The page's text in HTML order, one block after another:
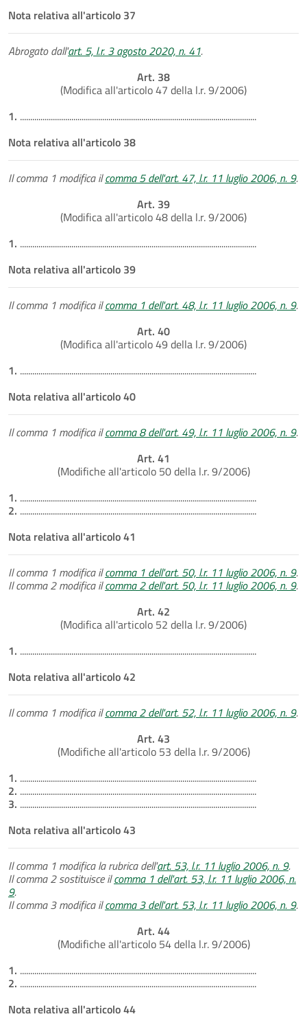
Nota relativa all'articolo 37
Abrogato dall'art. 5, l.r. 3 agosto 2020, n. 41.
Art. 38
(Modifica all'articolo 47 della l.r. 9/2006)
1. ...................................................................................................................
Nota relativa all'articolo 38
Il comma 1 modifica ilcomma 5 dell'art. 47, l.r. 11 luglio 2006, n. 9.
Art. 39
(Modifica all'articolo 48 della l.r. 9/2006)
1. ...................................................................................................................
Nota relativa all'articolo 39
Il comma 1 modifica ilcomma 1 dell'art. 48, l.r. 11 luglio 2006, n. 9.
Art. 40
(Modifica all'articolo 49 della l.r. 9/2006)
1. ...................................................................................................................
Nota relativa all'articolo 40
Il comma 1 modifica ilcomma 8 dell'art. 49, l.r. 11 luglio 2006, n. 9.
Art. 41
(Modifiche all'articolo 50 della l.r. 9/2006)
1. ...................................................................................................................
2. ...................................................................................................................
Nota relativa all'articolo 41
Il comma 1 modifica ilcomma 1 dell'art. 50, l.r. 11 luglio 2006, n. 9.
Il comma 2 modifica ilcomma 2 dell'art. 50, l.r. 11 luglio 2006, n. 9.
Art. 42
(Modifica all'articolo 52 della l.r. 9/2006)
1. ...................................................................................................................
Nota relativa all'articolo 42
Il comma 1 modifica ilcomma 2 dell'art. 52, l.r. 11 luglio 2006, n. 9.
Art. 43
(Modifiche all'articolo 53 della l.r. 9/2006)
1. ...................................................................................................................
2. ...................................................................................................................
3. ...................................................................................................................
Nota relativa all'articolo 43
Il comma 1 modifica la rubrica dell'art. 53, l.r. 11 luglio 2006, n. 9.
Il comma 2 sostituisce ilcomma 1 dell'art. 53, l.r. 11 luglio 2006, n.
9.
Il comma 3 modifica ilcomma 3 dell'art. 53, l.r. 11 luglio 2006, n. 9.
Art. 44
(Modifiche all'articolo 54 della l.r. 9/2006)
1. ...................................................................................................................
2. ...................................................................................................................
Nota relativa all'articolo 44